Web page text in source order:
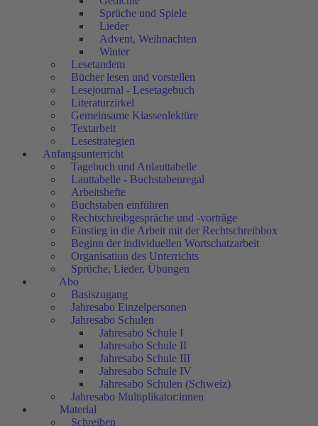
Sprüche und Spiele
Lieder
Advent, Weihnachten
Winter
Lesetandem
Bücher lesen und vorstellen
Lesejournal - Lesetagebuch
Literaturzirkel
Gemeinsame Klassenlektüre
Textarbeit
Lesestrategien
Anfangsunterricht
Tagebuch und Anlauttabelle
Lauttabelle - Buchstabenregal
Arbeitshefte
Buchstaben einführen
Rechtschreibgespräche und -vorträge
Einstieg in die Arbeit mit der Rechtschreibbox
Beginn der individuellen Wortschatzarbeit
Organisation des Unterrichts
Sprüche, Lieder, Übungen
Abo
Basiszugang
Jahresabo Einzelpersonen
Jahresabo Schulen
Jahresabo Schule I
Jahresabo Schule II
Jahresabo Schule III
Jahresabo Schule IV
Jahresabo Schulen (Schweiz)
Jahresabo Multiplikator:innen
Material
Schreiben